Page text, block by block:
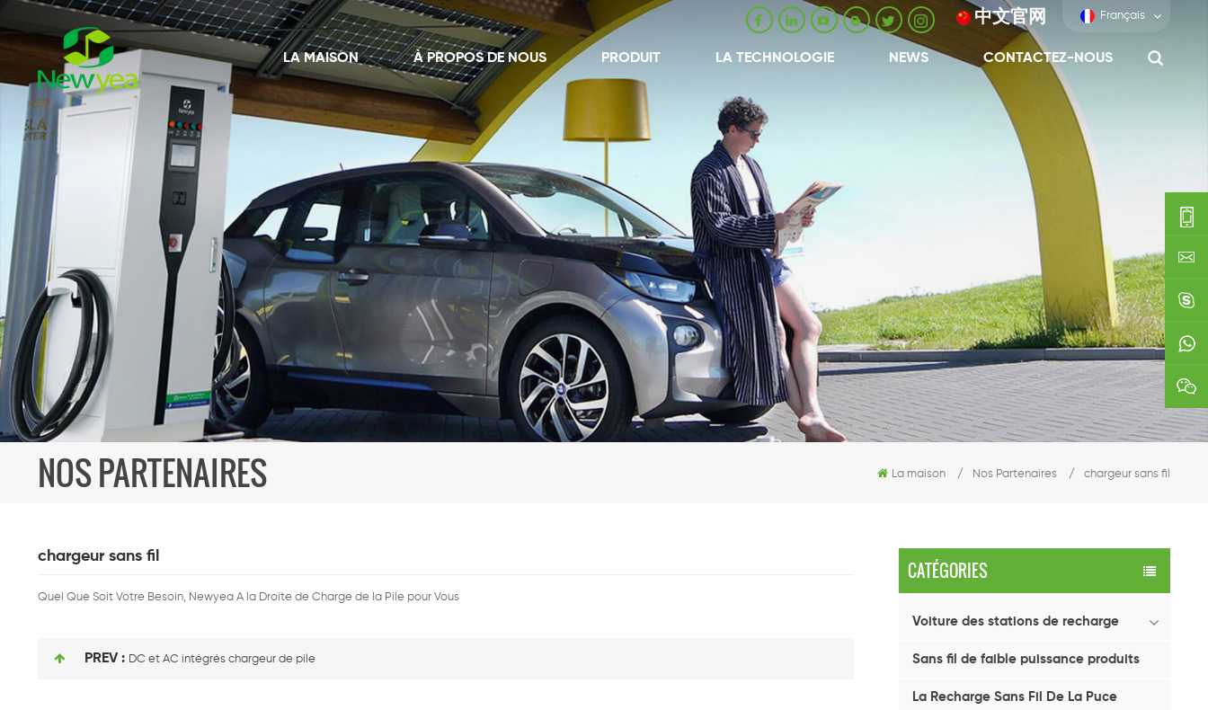
中文官网 Français
LA MAISON À PROPOS DE NOUS PRODUIT LA TECHNOLOGIE NEWS CONTACTEZ-NOUS
NOS PARTENAIRES La maison / Nos Partenaires / chargeur sans fil
CATÉGORIES
Voiture des stations de recharge
Sans fil de faible puissance produits
La Recharge Sans Fil De La Puce
chargeur sans fil
Quel Que Soit Votre Besoin, Newyea A la Droite de Charge de la Pile pour Vous
PREV : DC et AC intégrés chargeur de pile
0086-
0592-